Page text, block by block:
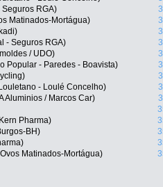
RGA)
Matinados-Mortágua)
- Seguros RGA)
/ UDO)
Popular - Paredes - Boavista)
- Loulé Concelho)
Aluminios / Marcos Car)
Pharma)
BH)
Matinados-Mortágua)